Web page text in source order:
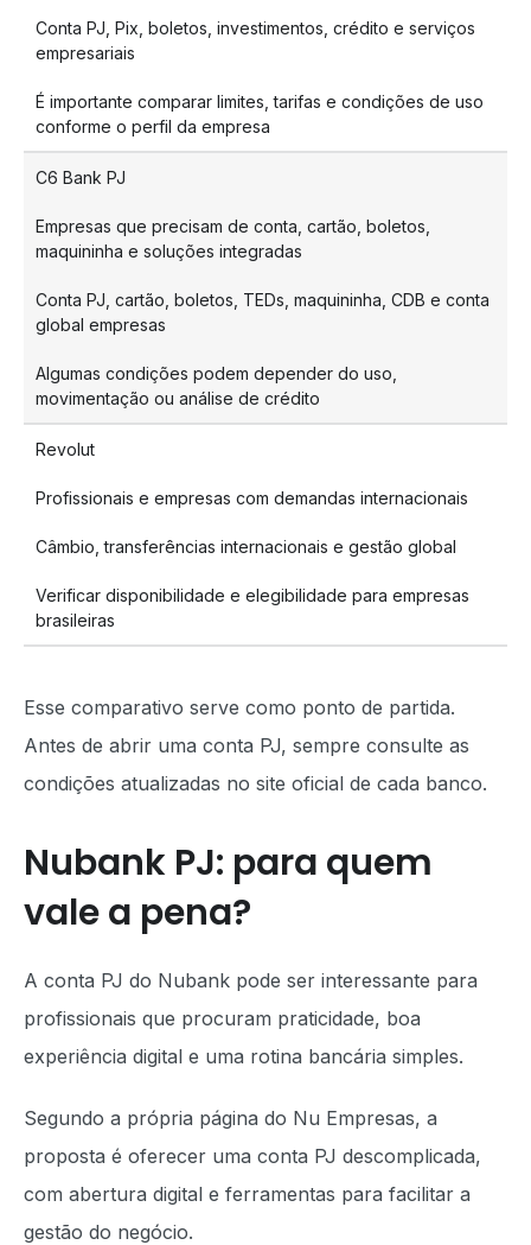
Conta PJ, Pix, boletos, investimentos, crédito e serviços
empresariais
É importante comparar limites, tarifas e condições de uso
conforme o perfil da empresa
C6 Bank PJ
Empresas que precisam de conta, cartão, boletos,
maquininha e soluções integradas
Conta PJ, cartão, boletos, TEDs, maquininha, CDB e conta
global empresas
Algumas condições podem depender do uso,
movimentação ou análise de crédito
Revolut
Profissionais e empresas com demandas internacionais
Câmbio, transferências internacionais e gestão global
Verificar disponibilidade e elegibilidade para empresas
brasileiras
Esse comparativo serve como ponto de partida.
Antes de abrir uma conta PJ, sempre consulte as
condições atualizadas no site oficial de cada banco.
Nubank PJ: para quem
vale a pena?
A conta PJ do Nubank pode ser interessante para
profissionais que procuram praticidade, boa
experiência digital e uma rotina bancária simples.
Segundo a própria página do Nu Empresas, a
proposta é oferecer uma conta PJ descomplicada,
com abertura digital e ferramentas para facilitar a
gestão do negócio.